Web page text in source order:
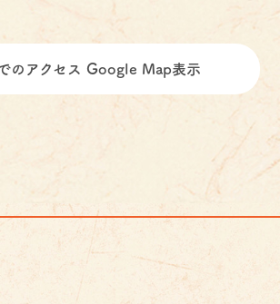
のアクセス Google Map表示